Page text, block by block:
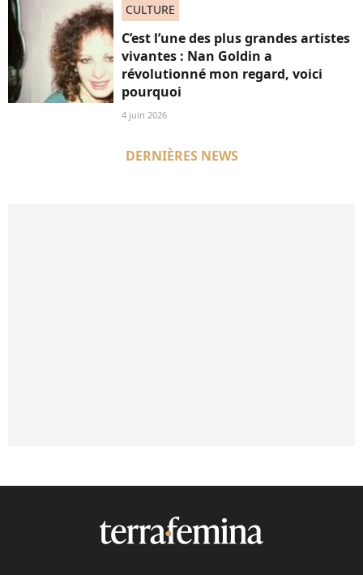
CULTURE
C’est l’une des plus grandes artistes
vivantes : Nan Goldin a
révolutionné mon regard, voici
pourquoi
4 juin 2026
DERNIÈRES NEWS